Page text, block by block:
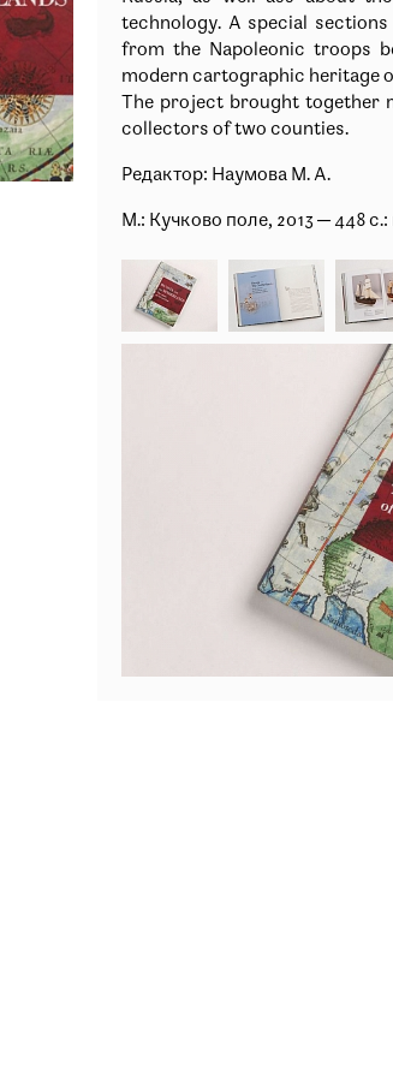
technology. A special
from the Napoleonic troops
modern cartographic heritage
The project brought together
collectors of two counties.
Редактор: Наумова М. А.
М.: Кучково поле, 2013 — 448 с.: